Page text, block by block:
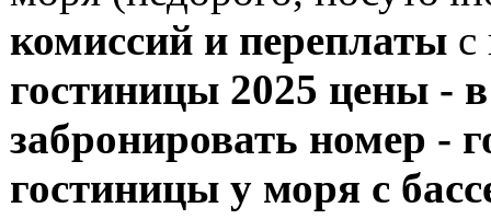
комиссий и переплатыс
гостиницы 2025 цены -
забронировать номер -
гостиницы у моря с